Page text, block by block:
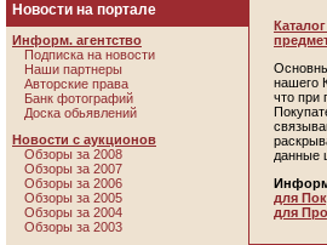
Новости на портале
Информ. агентство
Подписка на новости
Наши партнеры
Авторские права
Банк фотографий
Доска обьявлений
Новости с аукционов
Обзоры за 2008
Обзоры за 2007
Обзоры за 2006
Обзоры за 2005
Обзоры за 2004
Обзоры за 2003
нашего
что
данные
для
для